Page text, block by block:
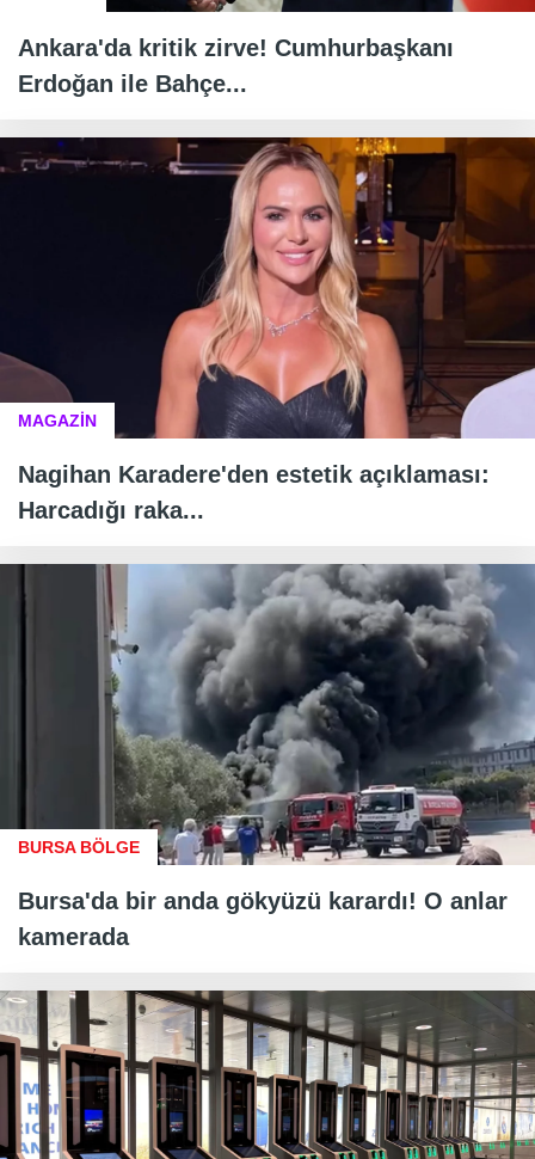
Ankara'da kritik zirve! Cumhurbaşkanı
Erdoğan ile Bahçe...
MAGAZİN
Nagihan Karadere'den estetik açıklaması:
Harcadığı raka...
BURSA BÖLGE
Bursa'da bir anda gökyüzü karardı! O anlar
kamerada